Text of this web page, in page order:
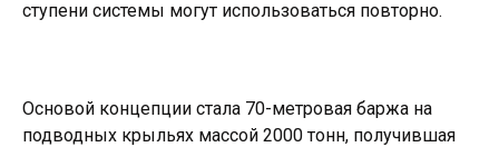
ступени системы могут использоваться повторно.
Основой концепции стала 70-метровая баржа на
подводных крыльях массой 2000 тонн, получившая